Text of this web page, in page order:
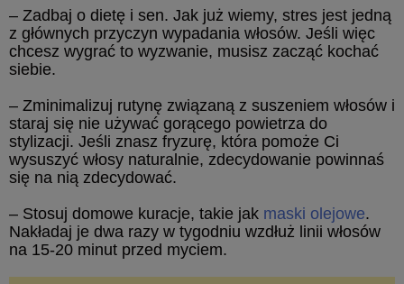
– Zadbaj o dietę i sen. Jak już wiemy, stres jest jedną
z głównych przyczyn wypadania włosów. Jeśli więc
chcesz wygrać to wyzwanie, musisz zacząć kochać
siebie.
– Zminimalizuj rutynę związaną z suszeniem włosów i
staraj się nie używać gorącego powietrza do
stylizacji. Jeśli znasz fryzurę, która pomoże Ci
wysuszyć włosy naturalnie, zdecydowanie powinnaś
się na nią zdecydować.
– Stosuj domowe kuracje, takie jak maski olejowe.
Nakładaj je dwa razy w tygodniu wzdłuż linii włosów
na 15-20 minut przed myciem.